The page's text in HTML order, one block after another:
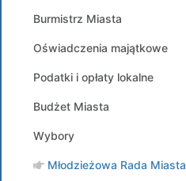
Burmistrz Miasta
Oświadczenia majątkowe
Podatki i opłaty lokalne
Budżet Miasta
Wybory
Młodzieżowa Rada Miasta